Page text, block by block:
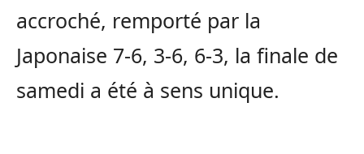
accroché, remporté par la
Japonaise 7-6, 3-6, 6-3, la finale de
samedi a été à sens unique.